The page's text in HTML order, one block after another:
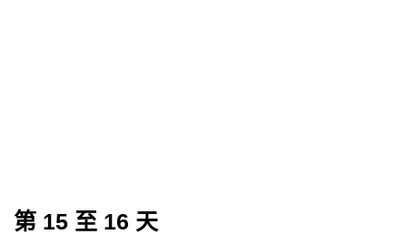
第 15 至 16 天